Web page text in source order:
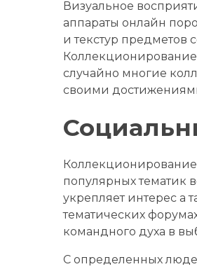
Визуальное
аппараты онлайн
и текстур предметов
Коллекционирование
случайно многие
своими
популярных тематик
укрепляет интерес а
тематических
командного духа в
С определенных